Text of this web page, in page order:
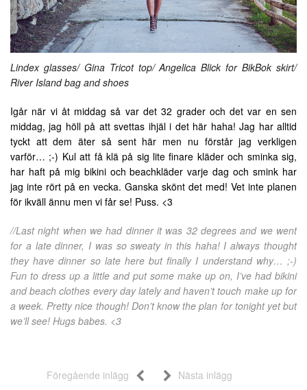
Lindex glasses/ Gina Tricot top/ Angelica Blick for BikBok skirt/
River Island bag and shoes
Igår när vi åt middag så var det 32 grader och det var en sen
middag, jag höll på att svettas ihjäl i det här haha! Jag har alltid
tyckt att dem äter så sent här men nu förstår jag verkligen
varför… ;-) Kul att få klä på sig lite finare kläder och sminka sig,
har haft på mig bikini och beachkläder varje dag och smink har
jag inte rört på en vecka. Ganska skönt det med! Vet inte planen
för ikväll ännu men vi får se! Puss. <3
//Last night when we had dinner it was 32 degrees and we went
for a late dinner, I was so sweaty in this haha! I always thought
they have dinner so late here but finally I understand why… ;-)
Fun to dress up a little and put some make up on, I’ve had bikini
and beach clothes every day lately and haven’t touch make up for
a week. Pretty nice though! Don’t know the plan for tonight yet but
we’ll see! Hugs babes. <3
Föregående inlägg Nästa inlägg